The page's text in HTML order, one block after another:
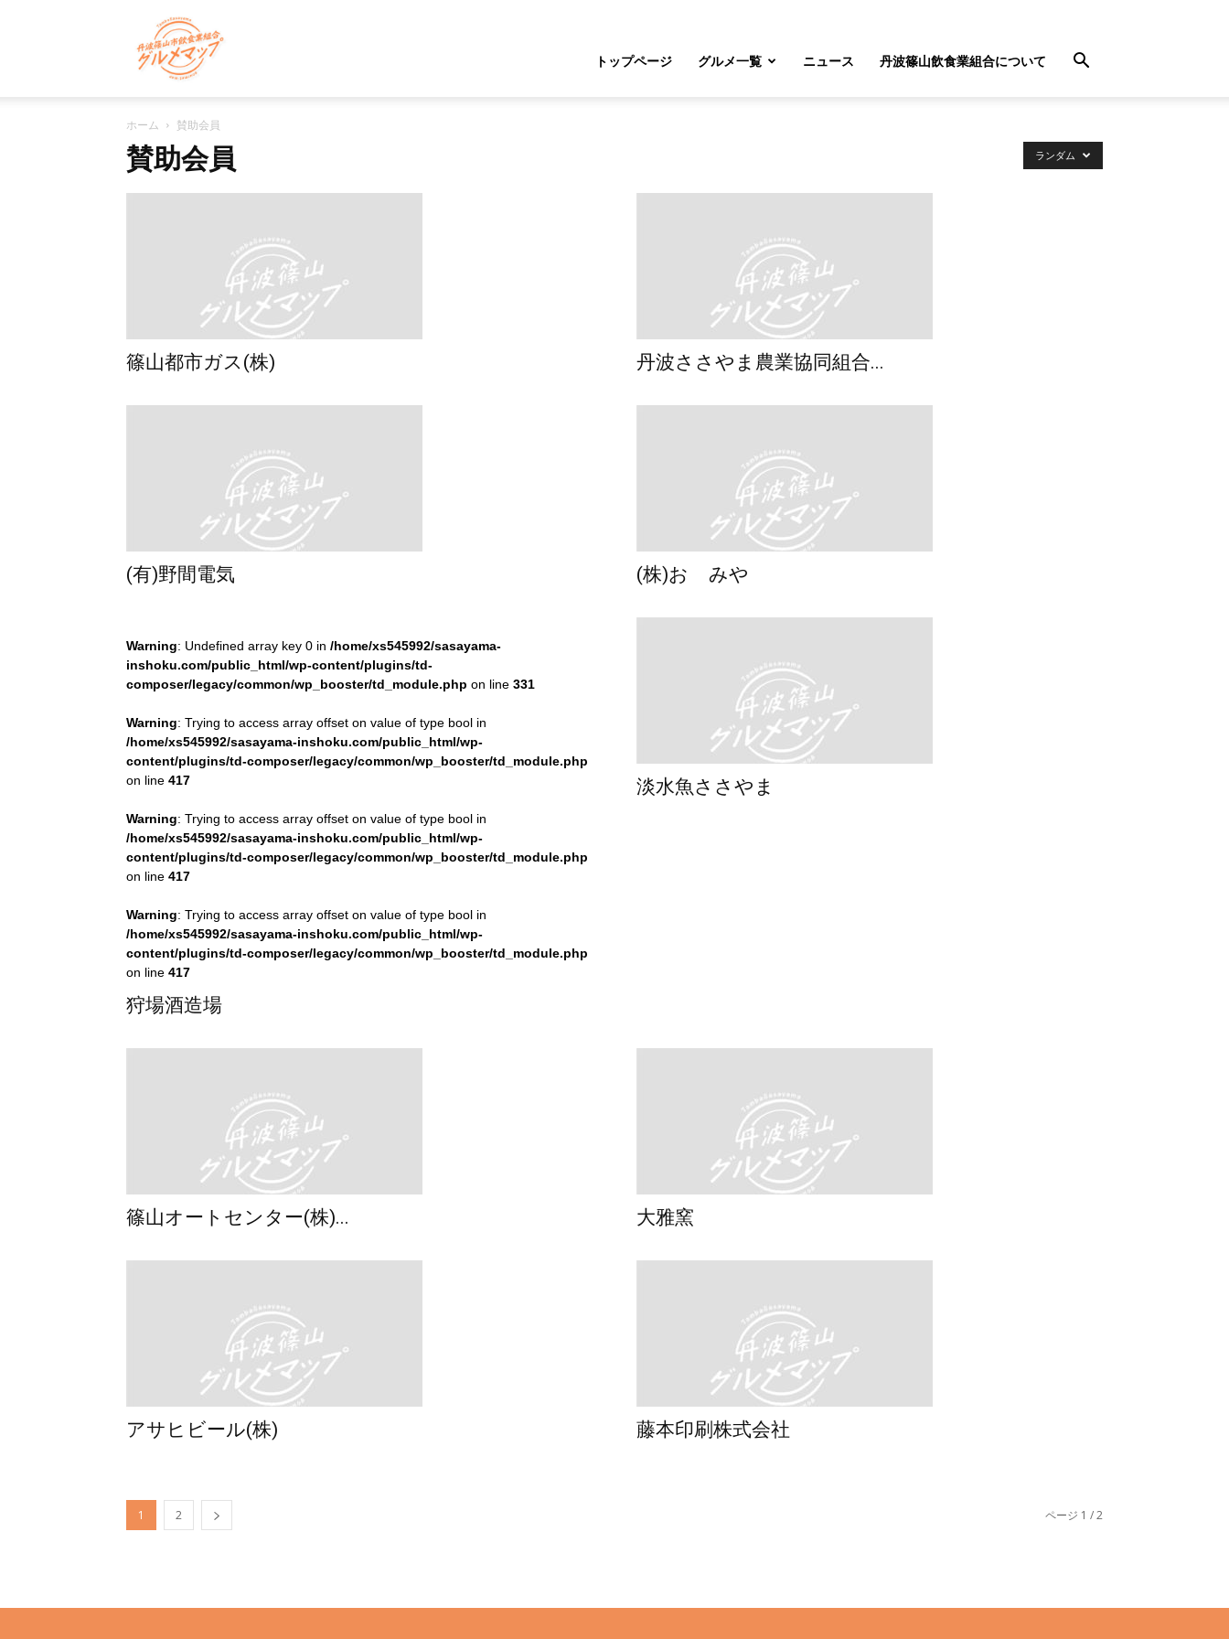
波
篠
山
ル
マ
ッ
プ
丹
波
篠
山
トップページ グルメ一覧 ニュース 丹波篠山飲食業組合について
ホーム 賛助会員
賛助会員 ランダム
篠山都市ガス(株) 丹波ささやま農業協同組合...
(有)野間電気 (株)おゝみや
Warning: Undefined array key 0 in /home/xs545992/sasayama-
inshoku.com/public_html/wp-content/plugins/td-
composer/legacy/common/wp_booster/td_module.php on line 331
Warning: Trying to access array offset on value of type bool in
/home/xs545992/sasayama-inshoku.com/public_html/wp-
content/plugins/td-composer/legacy/common/wp_booster/td_module.php
on line 417
Warning: Trying to access array offset on value of type bool in
/home/xs545992/sasayama-inshoku.com/public_html/wp-
content/plugins/td-composer/legacy/common/wp_booster/td_module.php
on line 417
Warning: Trying to access array offset on value of type bool in
/home/xs545992/sasayama-inshoku.com/public_html/wp-
content/plugins/td-composer/legacy/common/wp_booster/td_module.php
on line 417
狩場酒造場
淡水魚ささやま
篠山オートセンター(株)... 大雅窯
アサヒビール(株) 藤本印刷株式会社
1 2 ページ 1 / 2